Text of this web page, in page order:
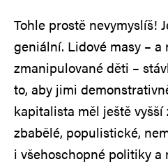
Tohle prostě nevymyslíš!
geniální. Lidové masy – a
zmanipulované děti –
to, aby jimi
kapitalista měl ještě vyšší
zbabělé, populistické,
i všehoschopné politiky a